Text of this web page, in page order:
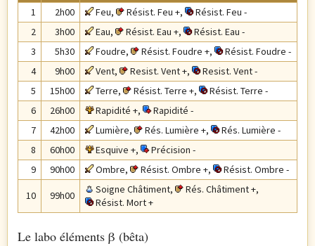
1
2h00 Feu, Résist. Feu +,
Résist. Feu -
2
3h00 Eau, Résist. Eau +,
Résist. Eau -
3
5h30 Foudre, Résist. Foudre +,
Résist. Foudre -
4
9h00 Vent, Resist. Vent +,
Resist. Vent -
5
15h00 Terre, Résist. Terre +,
Résist. Terre -
6
26h00 Rapidité +,
Rapidité -
7
42h00 Lumière, Rés. Lumière +,
Rés. Lumière -
8
60h00 Esquive +,
Précision -
9
90h00 Ombre, Résist. Ombre +, Résist. Ombre -
10 99h00 Soigne Châtiment, Rés. Châtiment +,
Résist. Mort +
Le labo éléments β (bêta)